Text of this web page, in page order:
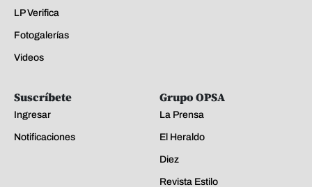
LP Verifica
Fotogalerías
Videos
Suscríbete
Ingresar
Notificaciones
Grupo OPSA
La Prensa
El Heraldo
Diez
Revista Estilo